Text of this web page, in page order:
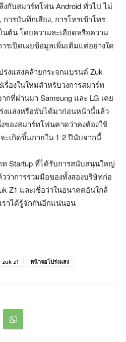
กับสมาร์ทโฟน Android ทั่วไป ไม่
ารบันทึกเสียง, การโทรเข้าโทร
ต้น โดยความละเอียดหรือความ
เปิดเผยข้อมูลเพิ่มเติมแต่อย่างใด
งแสงคล้ายกระจกแบรนด์ Zuk
รื่องในใหม่สำหรับวงการสมาร์ท
กที่ผ่านมา Samsung และ LG เคย
งแสงหรือพับได้มาก่อนหน้านี้แล้ว
ของสมาร์ทโฟนคาดว่าคงต้องใช้
ะเกิดขึ้นภายใน 1-2 ปีนับจากนี้
ท Startup ที่ได้รับการสนับสนุนใหญ่
วว่าการร่วมมือของทั้งสองบริษัทก่อ
Z1 และเชื่อว่าในอนาคตอันใกล้
ราได้รู้จักกันอีกแน่นอน
z1 หน้าจอโปร่งแสง